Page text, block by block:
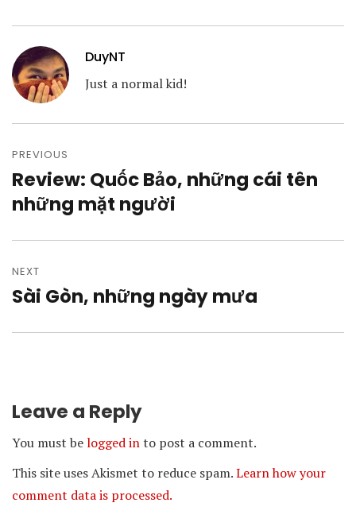
DuyNT
Just a normal kid!
navigation
PREVIOUS
Previous
post:
Review: Quốc Bảo, những cái tên
những mặt người
NEXT
Next
Sài Gòn, những ngày mưa
Leave a Reply
You must belogged into post a comment.
This site uses Akismet to reduce spam.Learn how your
comment data is processed.